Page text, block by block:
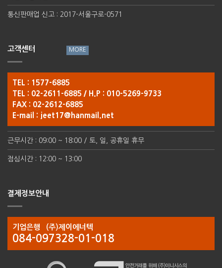
통신판매업 신고 : 2017-서울구로-0571
고객센터
TEL : 1577-6885
TEL : 02-2611-6885 / H.P : 010-5269-9733
FAX : 02-2612-6885
E-mail : jeet17@hanmail.net
근무시간 : 09:00 ~ 18:00 / 토, 일, 공휴일 휴무
점심시간 : 12:00 ~ 13:00
결제정보안내
기업은행 (주)제이에너텍
084-097328-01-018